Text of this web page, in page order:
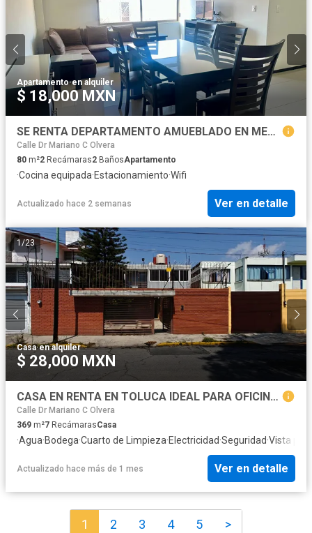
Apartamento·en alquiler
$ 18,000 MXN
SE RENTA DEPARTAMENTO AMUEBLADO EN METEPEC, CON ESTACIONAMIENTO Y VIGILANCIA. Factura disponible.
Calle Dr Mariano C Olvera
80 m²2 Recámaras2 BañosApartamento
·Cocina equipada·Estacionamiento·Wifi
Actualizado hace 2 semanas Ver en detalle
1/23
Casa·en alquiler
$ 28,000 MXN
CASA EN RENTA EN TOLUCA IDEAL PARA OFICINAS
Calle Dr Mariano C Olvera
369 m²7 RecámarasCasa
·Agua·Bodega·Cuarto de Limpieza·Electricidad·Seguridad·Vista
Actualizado hace más de 1 mes Ver en detalle
1 2 3 4 5 >